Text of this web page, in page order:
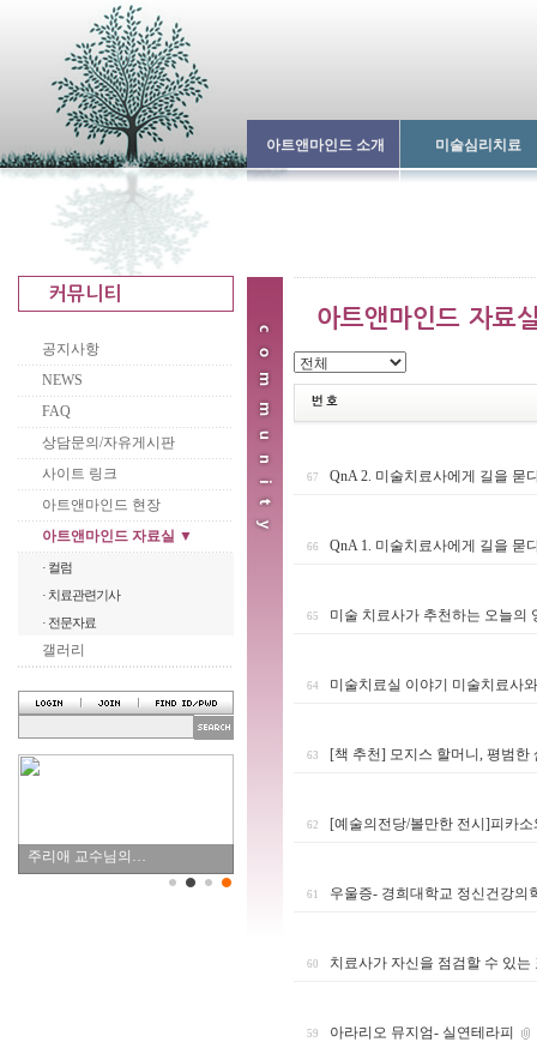
아트앤마인드 소개 미술심리치료
공지사항
NEWS
FAQ
상담문의/자유게시판
사이트 링크
아트앤마인드 현장
아트앤마인드 자료실 ▼
· 컬럼
· 치료관련기사
· 전문자료
갤러리
주리애 교수님의…
67 QnA 2. 미술치료사에게 길을 묻
66 QnA 1. 미술치료사에게 길을 묻
65 미술 치료사가 추천하는 오늘의
64 미술치료실 이야기 미술치료사
63 [책 추천] 모지스 할머니, 평범한
62 [예술의전당/볼만한 전시]피카소
61 우울증- 경희대학교 정신건강의
60 치료사가 자신을 점검할 수 있
59 아라리오 뮤지엄- 실연테라피